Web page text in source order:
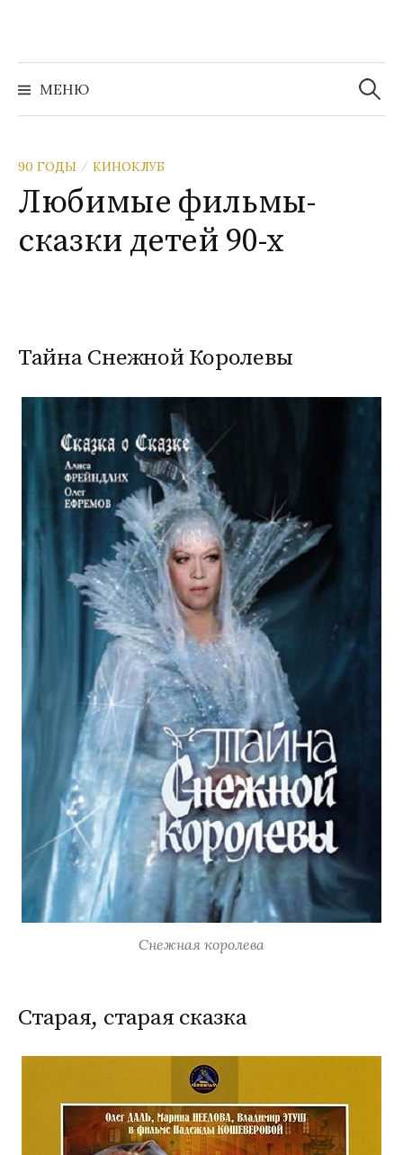
содержимому
МЕНЮ
Найти:
90 ГОДЫ / КИНОКЛУБ
Любимые фильмы-
сказки детей 90-х
Тайна Снежной Королевы
Снежная королева
Старая, старая сказка